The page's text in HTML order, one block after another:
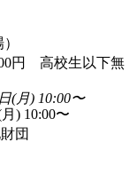
円 高校生以下無
(月) 10:00〜
) 10:00〜
団